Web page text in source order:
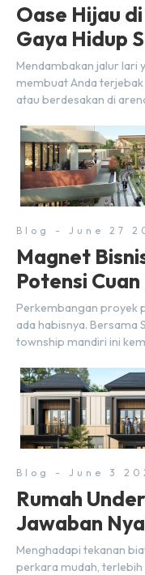
Oase Hijau
Gaya Hidup
BSD City
Mendambakan jalur lari
membuat Anda
atau berdesakan di
langsung di lingkungan
menenangkan.
City terus
yang sangat
Blog - June 27
Magnet
Potensi
Selangkah
Perkembangan proyek
ada habisnya. Bersama
township mandiri ini
lewat kehadiran
City ini datang dengan
sangat strategis.
dua pusat pergerakan
Blog - June 3
Rumah
Jawaban
Kebutuhan
Menghadapi tekanan
perkara mudah,